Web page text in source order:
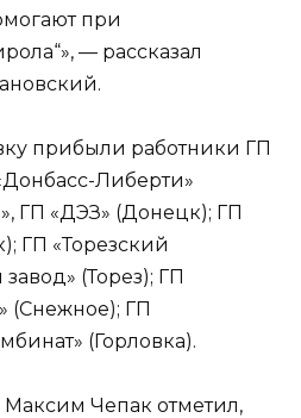
при
— рассказал
прибыли работники ГП
Либерти»
ГП «ДЭЗ» (Донецк); ГП
ГП «Торезский
(Торез); ГП
(Снежное); ГП
(Горловка).
Чепак отметил,